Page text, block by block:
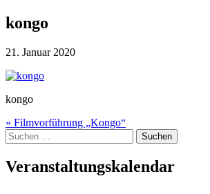
kongo
21. Januar 2020
kongo
Beitragsnavigation
« Filmvorführung „Kongo“
Suche
nach:
Veranstaltungskalendar